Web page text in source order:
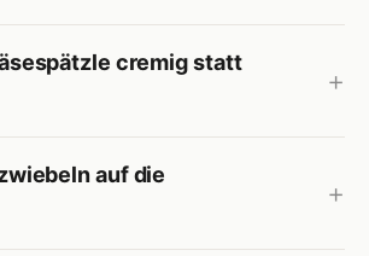
cremig statt
auf die